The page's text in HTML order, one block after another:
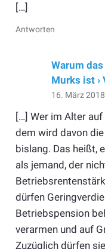
[…]
Antworten
Warum
Murks ist ›
16. März
[…] Wer im Alter
dem wird davon
bislang. Das heißt,
als jemand, der
dürfen
Betriebspension
verarmen und auf
Zuzüglich dürfen